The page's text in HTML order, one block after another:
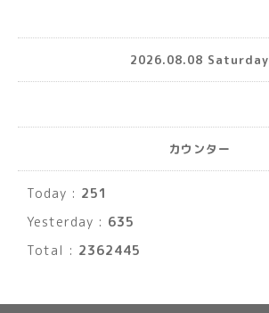
2026.08.08 Saturday
カウンター
Today : 251
Yesterday : 635
Total : 2362445